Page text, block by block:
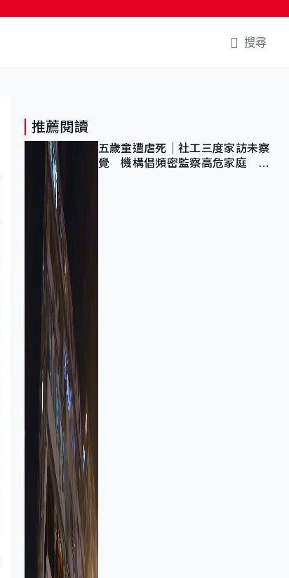
搜尋
推薦閱讀
五歲童遭虐死｜社工三度家訪未察
覺 機構倡頻密監察高危家庭 管